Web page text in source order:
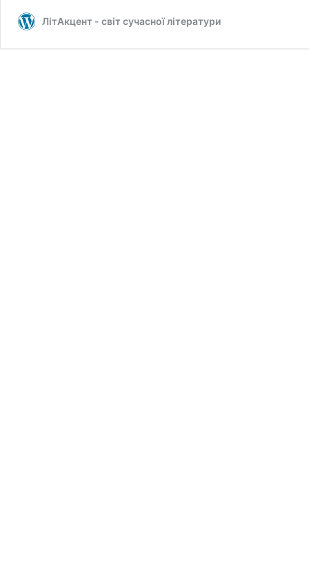
ЛітАкцент - світ сучасної літератури